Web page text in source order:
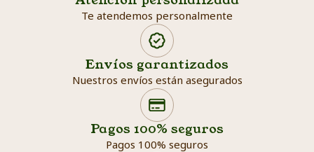
Te atendemos personalmente
Envíos garantizados
Nuestros envíos están asegurados
Pagos 100% seguros
Pagos 100% seguros
Search products